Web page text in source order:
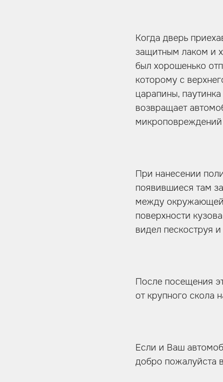
Когда дверь
защитным лаком и
был хорошенько
которому с
царапины,
возвращает
При нанесении
появившиеся там
между окружающей
поверхности
видел пескоструя
После посещения
от крупного скола
Если и Ваш
добро пожалуйста